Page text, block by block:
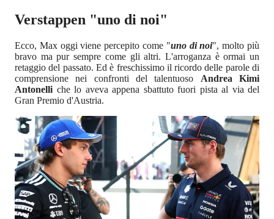
Verstappen "uno di noi"
Ecco, Max oggi viene percepito come "uno di noi", molto più
bravo ma pur sempre come gli altri. L'arroganza è ormai un
retaggio del passato. Ed è freschissimo il ricordo delle parole di
comprensione nei confronti del talentuoso Andrea Kimi
Antonelli che lo aveva appena sbattuto fuori pista al via del
Gran Premio d'Austria.